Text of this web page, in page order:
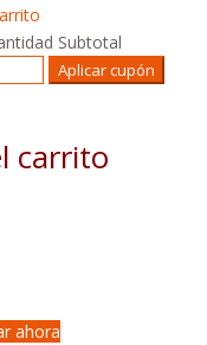
Subtotal
Aplicar cupón
carrito
ahora